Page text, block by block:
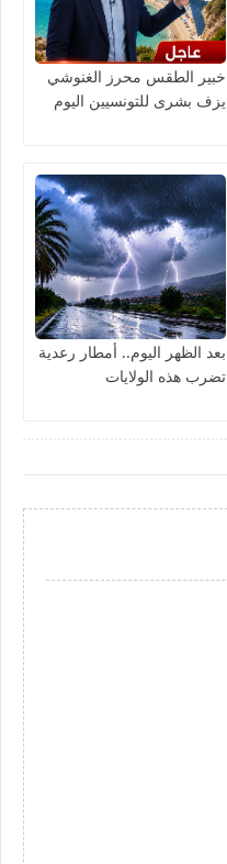
خبير الطقس محرز الغنوشي
يزف بشرى للتونسيين اليوم
بعد الظهر اليوم.. أمطار رعدية
تضرب هذه الولايات